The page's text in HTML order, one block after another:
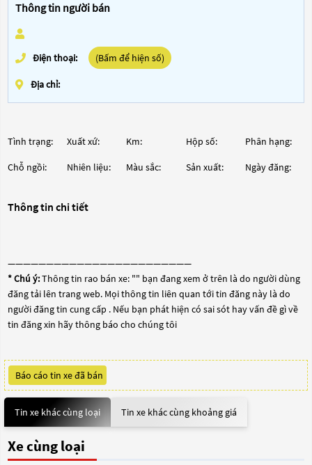
Thông tin người bán
Điện thoại: (Bấm để hiện số)
Địa chỉ:
Tình trạng: Xuất xứ: Km: Hộp số: Phân hạng:
Chỗ ngồi: Nhiên liệu: Màu sắc: Sản xuất: Ngày đăng:
Thông tin chi tiết
————————————————————————
* Chú ý:Thông tin rao bán xe: "" bạn đang xem ở trên là do người dùng
đăng tải lên trang web. Mọi thông tin liên quan tới tin đăng này là do
người đăng tin cung cấp . Nếu bạn phát hiện có sai sót hay vấn đề gì về
tin đăng xin hãy thông báo cho chúng tôi
Báo cáo tin xe đã bán
Tin xe khác cùng loại Tin xe khác cùng khoảng giá
Xe cùng loại